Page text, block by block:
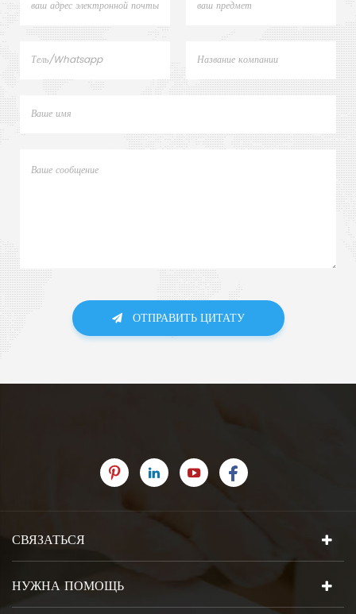
ОТПРАВИТЬ ЦИТАТУ
СВЯЗАТЬСЯ
НУЖНА ПОМОЩЬ